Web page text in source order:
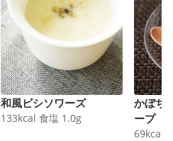
和風ビシソワーズ
133kcal 食塩 1.0g
かぼち
ープ
69kcal